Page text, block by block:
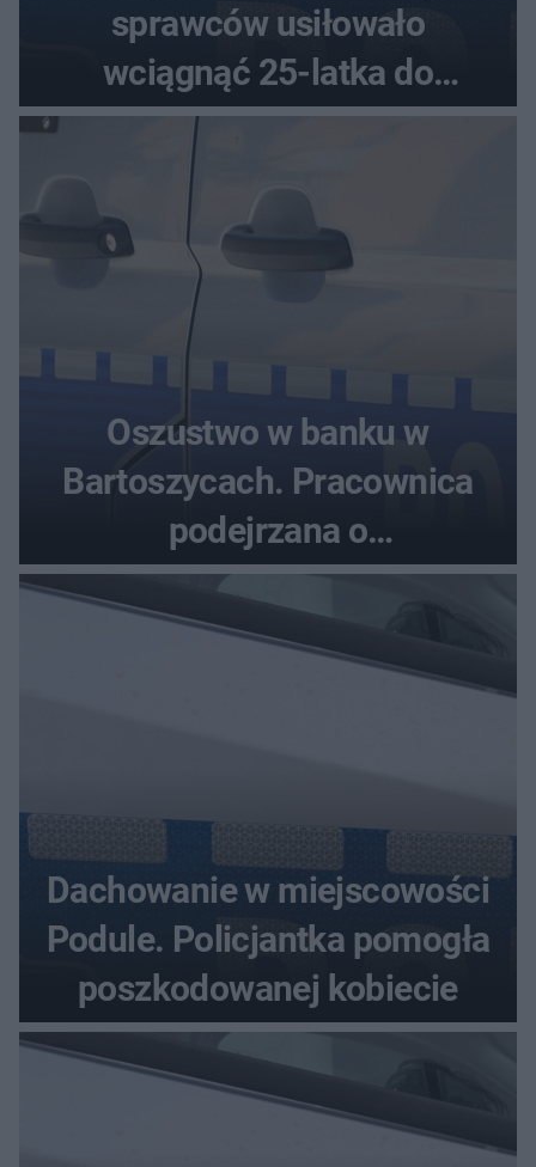
sprawców usiłowało
wciągnąć 25-latka do
samochodu
Oszustwo w banku w
Bartoszycach. Pracownica
podejrzana o
przywłaszczenie 470 000 zł
Dachowanie w miejscowości
Podule. Policjantka pomogła
poszkodowanej kobiecie